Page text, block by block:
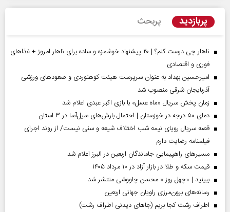
پربازدید پربحث
ناهار چی درست کنم؟ | ۲۰ پیشنهاد خوشمزه و ساده برای ناهار امروز + غذاهای
فوری و اقتصادی
امیرحسین بهداد به عنوان سرپرست هیئت کوهنوردی و صعودهای ورزشی
آذربایجان شرقی منصوب شد
زمان پخش سریال «ماه عسل» با بازی اکبر عبدی اعلام شد
دمای ۵۰ درجه در خوزستان | احتمال بارش‌های سیل‌آسا در ۳ استان
قصه سریال رویای نیمه شب اختلاف شیعه و سنی نیست/ از روند اجرای
فیلمنامه رضایت دارم
مسیر‌های راهپیمایی جاماندگان اربعین در البرز اعلام شد
قیمت سکه و طلا در بازار آزاد در ۱۰ مرداد ۱۴۰۵
ببینید | «چهل روز » محسن چاووشی منتشر شد
رسانه‌های برون‌مرزی راویان جهانی اربعین
اطراف رشت کجا بریم (جاهای دیدنی اطراف رشت)